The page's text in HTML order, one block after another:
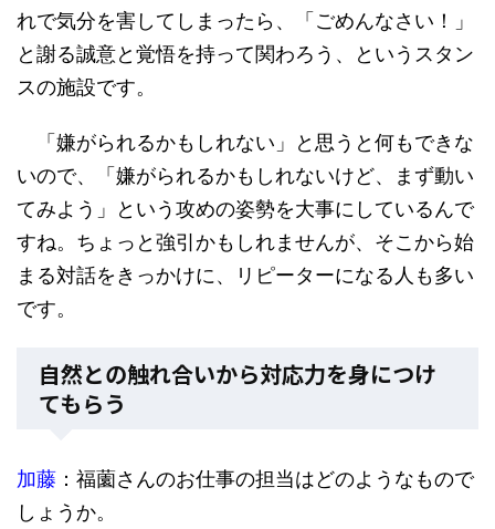
れで気分を害してしまったら、「ごめんなさい！」
と謝る誠意と覚悟を持って関わろう、というスタン
スの施設です。
「嫌がられるかもしれない」と思うと何もできな
いので、「嫌がられるかもしれないけど、まず動い
てみよう」という攻めの姿勢を大事にしているんで
すね。ちょっと強引かもしれませんが、そこから始
まる対話をきっかけに、リピーターになる人も多い
です。
自然との触れ合いから対応力を身につけ
てもらう
加藤 ：福薗さんのお仕事の担当はどのようなもので
しょうか。